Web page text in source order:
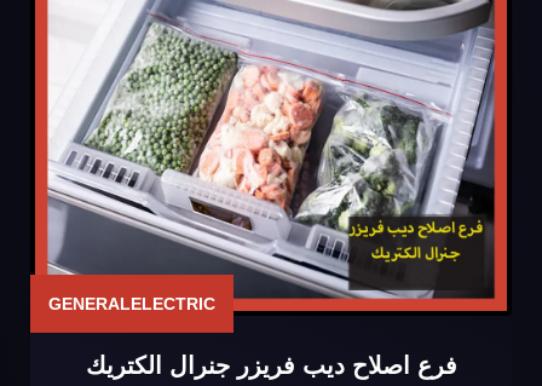
GENERALELECTRIC
فرع اصلاح ديب فريزر جنرال الكتريك